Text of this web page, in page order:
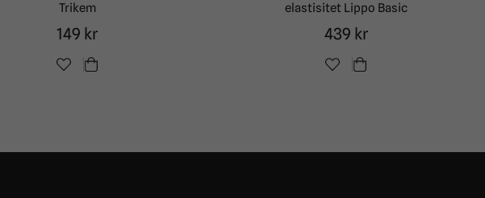
Trikem
149 kr
elastisitet Lippo Basic
439 kr